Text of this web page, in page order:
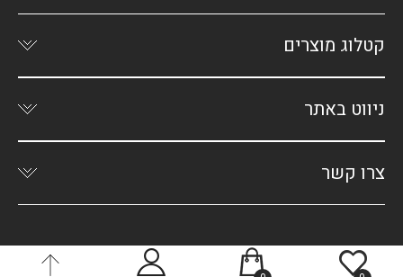
קטלוג מוצרים
ניווט באתר
צרו קשר